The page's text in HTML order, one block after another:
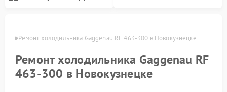
Ремонт холодильника Gaggenau RF 463-300 в Новокузнецке
Ремонт холодильника Gaggenau RF
463-300 в Новокузнецке